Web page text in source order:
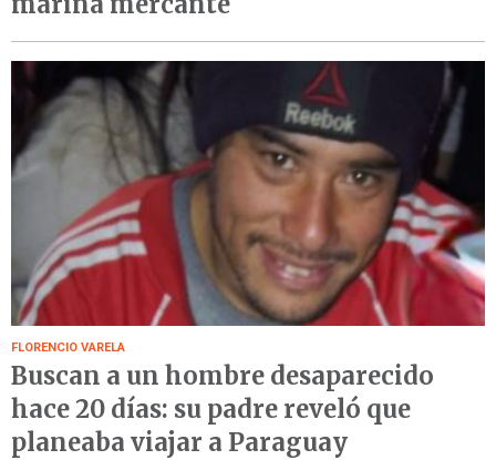
FLORENCIO VARELA
Buscan a un hombre desaparecido
hace 20 días: su padre reveló que
planeaba viajar a Paraguay